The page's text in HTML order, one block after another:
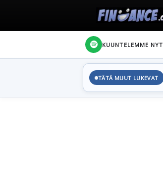
KUUNTELEMME NYT
TÄTÄ MUUT LUKEVAT